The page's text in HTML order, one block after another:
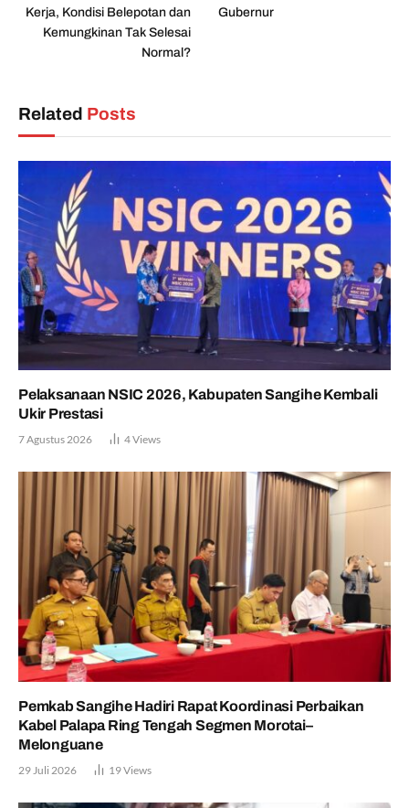
Kerja, Kondisi Belepotan dan
Kemungkinan Tak Selesai
Normal?
Gubernur
Related Posts
Pelaksanaan NSIC 2026, Kabupaten Sangihe Kembali
Ukir Prestasi
7 Agustus 2026 4Views
Pemkab Sangihe Hadiri Rapat Koordinasi Perbaikan
Kabel Palapa Ring Tengah Segmen Morotai–
Melonguane
29 Juli 2026 19Views